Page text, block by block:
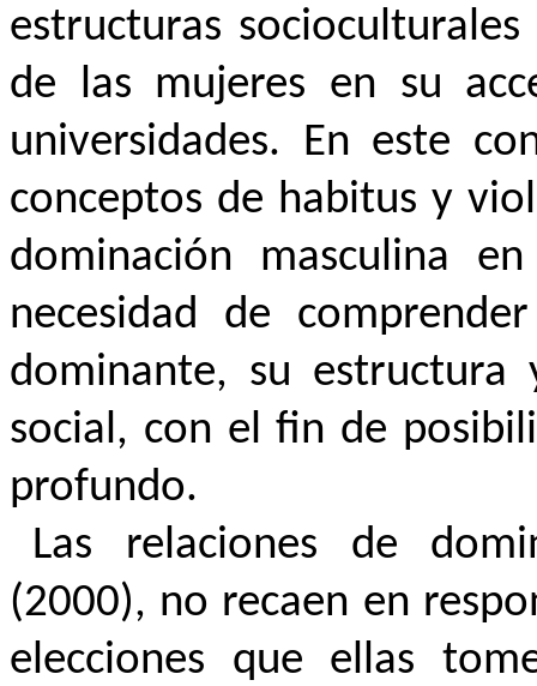
estructuras
de las mujeres en su
universidades. En este
conceptos de habitus y
dominación masculina
necesidad de
dominante, su
social, con el fin de
profundo.
Las relaciones de
(2000), no recaen en
elecciones que ellas